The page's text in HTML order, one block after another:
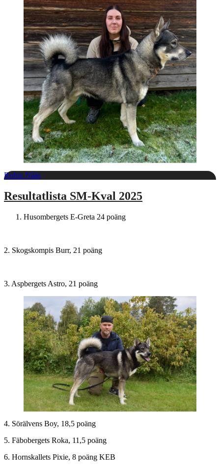
Robin Nääs
Resultatlista SM-Kval 2025
Husombergets E-Greta 24 poäng
2. Skogskompis Burr, 21 poäng
3. Aspbergets Astro, 21 poäng
4. Sörälvens Boy, 18,5 poäng
5. Fäbobergets Roka, 11,5 poäng
6. Hornskallets Pixie, 8 poäng KEB